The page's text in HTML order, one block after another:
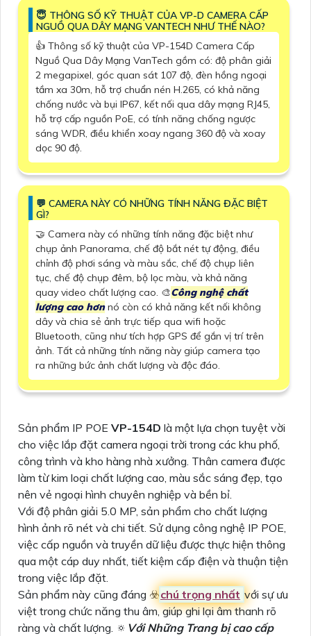
😇 THÔNG SỐ KỸ THUẬT CỦA VP-D CAMERA CẤP
NGUỒ QUA DÂY MẠNG VANTECH NHƯ THẾ NÀO?
👍 Thông số kỹ thuật của VP-154D Camera Cấp
Nguồ Qua Dây Mạng VanTech gồm có: độ phân giải
2 megapixel, góc quan sát 107 độ, đèn hồng ngoại
tầm xa 30m, hỗ trợ chuẩn nén H.265, có khả năng
chống nước và bụi IP67, kết nối qua dây mạng RJ45,
hỗ trợ cấp nguồn PoE, có tính năng chống ngược
sáng WDR, điều khiển xoay ngang 360 độ và xoay
dọc 90 độ.
️💬 CAMERA NÀY CÓ NHỮNG TÍNH NĂNG ĐẶC BIỆT
GÌ?
🤝 Camera này có những tính năng đặc biệt như
chụp ảnh Panorama, chế độ bắt nét tự động, điều
chỉnh độ phơi sáng và màu sắc, chế độ chụp liên
tục, chế độ chụp đêm, bộ lọc màu, và khả năng
quay video chất lượng cao. 🎨Công nghệ chất
lượng cao hơnnó còn có khả năng kết nối không
dây và chia sẻ ảnh trực tiếp qua wifi hoặc
Bluetooth, cũng như tích hợp GPS để gắn vị trí trên
ảnh. Tất cả những tính năng này giúp camera tạo
ra những bức ảnh chất lượng và độc đáo.
Sản phẩm IP POE VP-154D là một lựa chọn tuyệt vời
cho việc lắp đặt camera ngoại trời trong các khu phố,
công trình và kho hàng nhà xưởng. Thân camera được
làm từ kim loại chất lượng cao, màu sắc sáng đẹp, tạo
nên vẻ ngoại hình chuyên nghiệp và bền bỉ.
Với độ phân giải 5.0 MP, sản phẩm cho chất lượng
hình ảnh rõ nét và chi tiết. Sử dụng công nghệ IP POE,
việc cấp nguồn và truyền dữ liệu được thực hiện thông
qua một cáp duy nhất, tiết kiệm cấp điện và thuận tiện
trong việc lắp đặt.
Sản phẩm này cũng đáng ☣️chú trọng nhất với sự ưu
việt trong chức năng thu âm, giúp ghi lại âm thanh rõ
ràng và chất lượng. 🔅 Với Những Trang bị cao cấp